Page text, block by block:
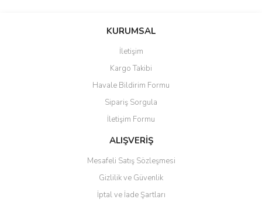
Bu ürüne ilk yorumu siz yapın!
Ürün resmi kalitesiz, bozuk veya görüntülenemiyor.
Ürün açıklamasında eksik bilgiler bulunuyor.
Ürün bilgilerinde hatalar bulunuyor.
Ürün fiyatı diğer sitelerden daha pahalı.
Bu ürüne benzer farklı alternatifler olmalı.
KURUMSAL
İletişim
Kargo Takibi
Havale Bildirim Formu
Sipariş Sorgula
İletişim Formu
ALIŞVERİŞ
Mesafeli Satış Sözleşmesi
Gizlilik ve Güvenlik
İptal ve İade Şartları